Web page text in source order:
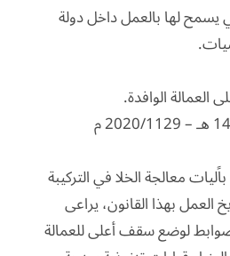
يسمح لها بالعمل داخل دولة
العمالة الوافدة.
معالجة الخلا في التركيبة
العمل بهذا القانون، يراعى
لوضع سقف أعلى للعمالة